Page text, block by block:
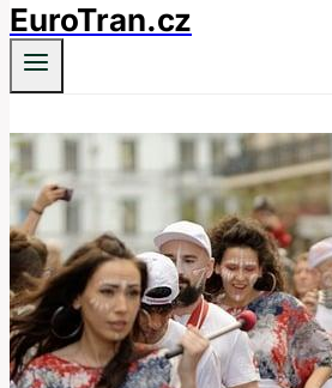
EuroTran.cz